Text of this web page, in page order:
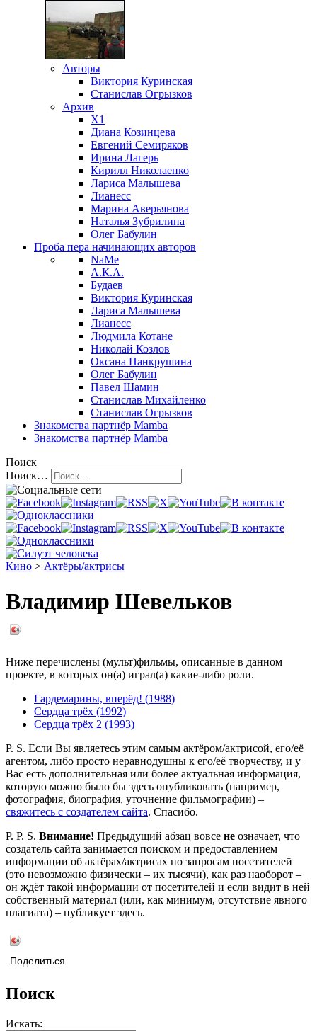
Авторы
Виктория Куринская
Станислав Огрызков
Архив
X1
Диана Козинцева
Евгений Семиряков
Ирина Лагерь
Кирилл Николаенко
Лариса Малышева
Лианесс
Марина Аверьянова
Наталья Зубрилина
Олег Бабулин
Проба пера начинающих авторов
NaMe
А.К.А.
Будаев
Виктория Куринская
Лариса Малышева
Лианесс
Людмила Котане
Николай Козлов
Оксана Панкрушина
Олег Бабулин
Павел Шамин
Станислав Михайленко
Станислав Огрызков
Знакомства партнёр Mamba
Знакомства партнёр Mamba
Поиск
Поиск…
Кино > Актёры/актрисы
Владимир Шевельков
Ниже перечислены (мульт)фильмы, описанные в данном
проекте, в которых он(а) играл(а) какие-либо роли.
Гардемарины, вперёд! (1988)
Сердца трёх (1992)
Сердца трёх 2 (1993)
P. S. Если Вы являетесь этим самым актёром/актрисой, его/её
агентом, либо просто неравнодушны к его/её творчеству, и у
Вас есть дополнительная или более актуальная информация,
которую можно было бы здесь опубликовать (например,
фотография, биография, уточнение фильмографии) –
свяжитесь с создателем сайта. Спасибо.
P. P. S. Внимание! Предыдущий абзац вовсе не означает, что
создатель сайта занимается поиском и предоставлением
информации об актёрах/актрисах по запросам посетителей
(это невозможно физически – их тысячи), как раз наоборот –
он ждёт такой информации от посетителей и если видит в ней
собственный материал (или, как минимум, отсутствие явного
плагиата) – публикует здесь.
Поделиться
Поиск
Искать: